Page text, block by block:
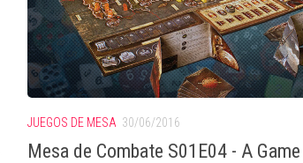
JUEGOS DE MESA 30/06/2016
Mesa de Combate S01E04 - A